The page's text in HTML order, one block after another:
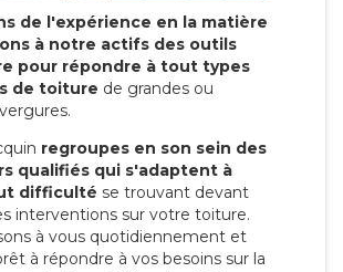
de l'expérience en la matière
à notre actifs des outils
pour répondre à tout types
de toiture de grandes ou
regroupes en son sein des
qualifiés qui s'adaptent à
difficulté se trouvant devant
interventions sur votre toiture.
à vous quotidiennement et
à répondre à vos besoins sur la